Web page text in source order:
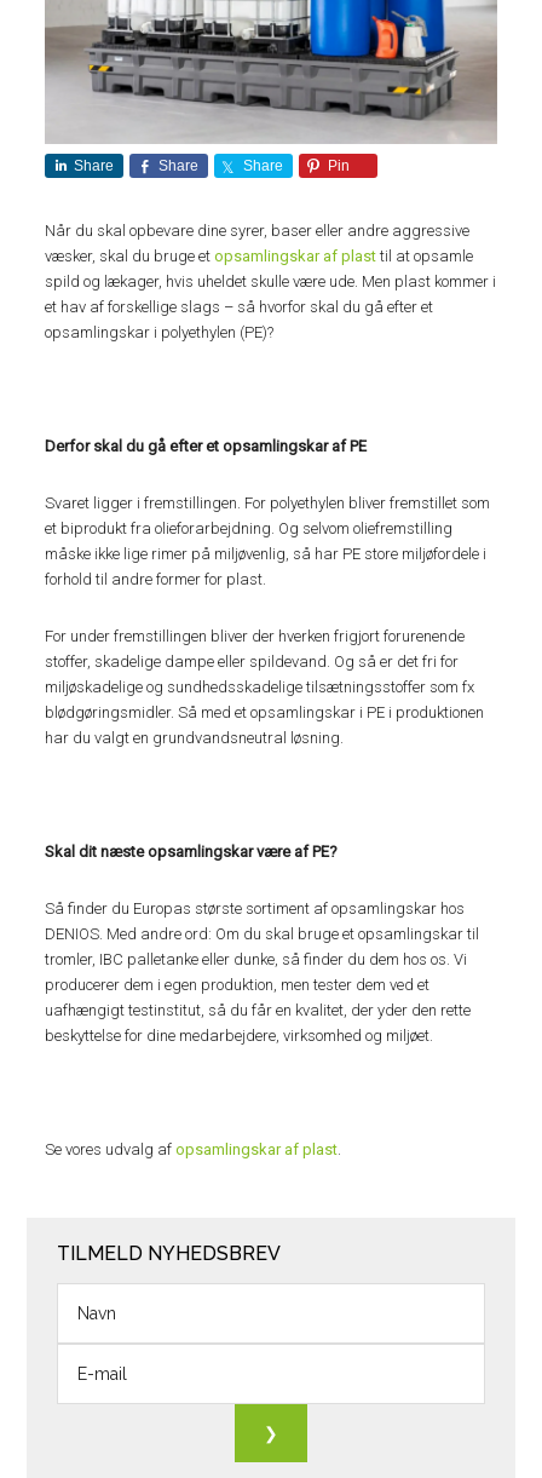
Share Share Share Pin
Når du skal opbevare dine syrer, baser eller andre aggressive
væsker, skal du bruge etopsamlingskar af plasttil at opsamle
spild og lækager, hvis uheldet skulle være ude. Men plast kommer i
et hav af forskellige slags – så hvorfor skal du gå efter et
opsamlingskar i polyethylen (PE)?
Derfor skal du gå efter et opsamlingskar af PE
Svaret ligger i fremstillingen. For polyethylen bliver fremstillet som
et biprodukt fra olieforarbejdning. Og selvom oliefremstilling
måske ikke lige rimer på miljøvenlig, så har PE store miljøfordele i
forhold til andre former for plast.
For under fremstillingen bliver der hverken frigjort forurenende
stoffer, skadelige dampe eller spildevand. Og så er det fri for
miljøskadelige og sundhedsskadelige tilsætningsstoffer som fx
blødgøringsmidler. Så med et opsamlingskar i PE i produktionen
har du valgt en grundvandsneutral løsning.
Skal dit næste opsamlingskar være af PE?
Så finder du Europas største sortiment af opsamlingskar hos
DENIOS. Med andre ord: Om du skal bruge et opsamlingskar til
tromler, IBC palletanke eller dunke, så finder du dem hos os. Vi
producerer dem i egen produktion, men tester dem ved et
uafhængigt testinstitut, så du får en kvalitet, der yder den rette
beskyttelse for dine medarbejdere, virksomhed og miljøet.
Se vores udvalg afopsamlingskar af plast
TILMELD NYHEDSBREV